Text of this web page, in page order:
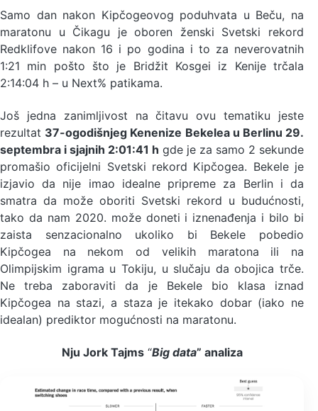
Samo dan nakon Kipčogeovog poduhvata u Beču, na
maratonu u Čikagu je oboren ženski Svetski rekord
Redklifove nakon 16 i po godina i to za neverovatnih
1:21 min pošto što je Bridžit Kosgei iz Kenije trčala
2:14:04 h – u Next% patikama.
Još jedna zanimljivost na čitavu ovu tematiku jeste
rezultat 37-ogodišnjeg Kenenize Bekelea u Berlinu 29.
septembra i sjajnih 2:01:41 h gde je za samo 2 sekunde
promašio oficijelni Svetski rekord Kipčogea. Bekele je
izjavio da nije imao idealne pripreme za Berlin i da
smatra da može oboriti Svetski rekord u budućnosti,
tako da nam 2020. može doneti i iznenađenja i bilo bi
zaista senzacionalno ukoliko bi Bekele pobedio
Kipčogea na nekom od velikih maratona ili na
Olimpijskim igrama u Tokiju, u slučaju da obojica trče.
Ne treba zaboraviti da je Bekele bio klasa iznad
Kipčogea na stazi, a staza je itekako dobar (iako ne
idealan) prediktor mogućnosti na maratonu.
Nju Jork Tajms“Big data” analiza